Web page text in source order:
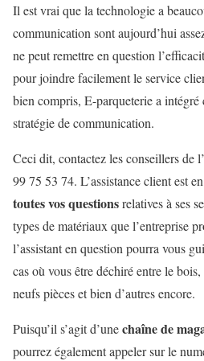
Il est vrai que la technologie a
communication sont aujourd’hui
ne peut remettre en question
pour joindre facilement le service
bien compris, E-parqueterie a intégré
stratégie de communication.
Ceci dit, contactez les conseillers de
99 75 53 74. L’assistance client est
toutes vos questionsrelatives à ses
types de matériaux que l’entreprise
l’assistant en question pourra vous
cas où vous être déchiré entre le
neufs pièces et bien d’autres encore.
Puisqu’il s’agit d’unechaîne de
pourrez également appeler sur le